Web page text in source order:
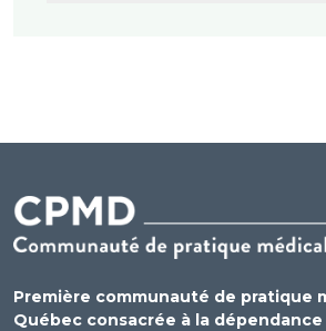
Première communauté de pratique
Québec consacrée à la